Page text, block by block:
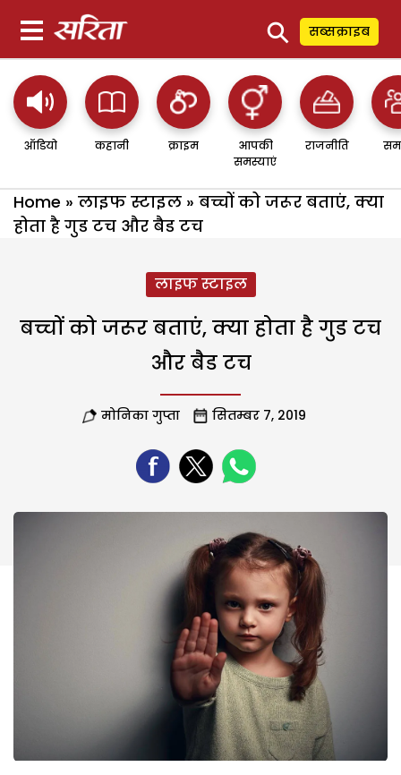
⚲ सब्सक्राइब
ऑडियो कहानी क्राइम
आपकी
समस्याएं
राजनीति
Home » लाइफ स्टाइल » बच्चों को जरूर बताएं, क्या
होता है गुड टच और बैड टच
लाइफ स्टाइल
बच्चों को जरूर बताएं, क्या होता है गुड टच
और बैड टच
मोनिका गुप्ता सितम्बर 7, 2019